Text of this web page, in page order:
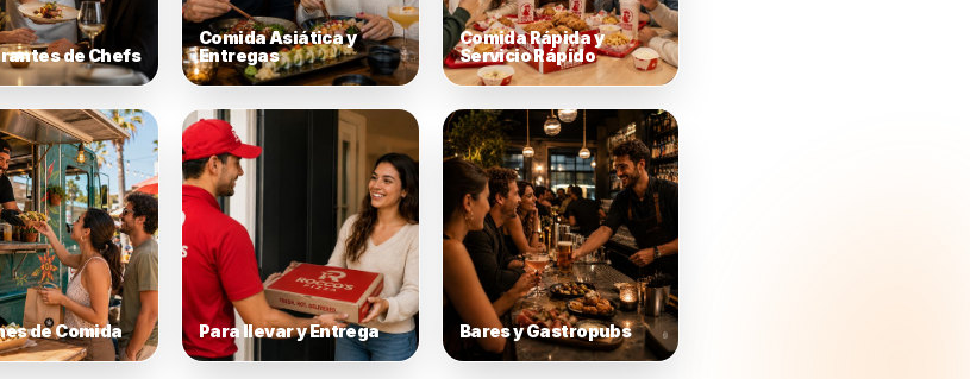
diferentes estrategias
modelos de restaurantes, comportamiento del cliente, hábitos de
y objetivos de crecimiento, desde restaurantes de servicio
de servicio rápido, entregas y bares.